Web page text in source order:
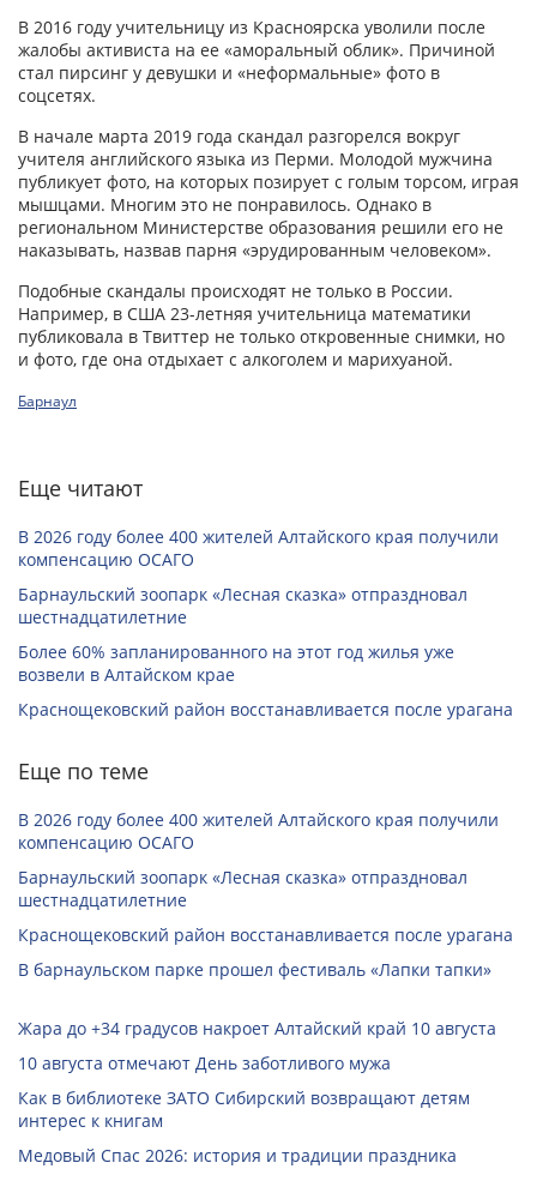
В 2016 году учительницу из Красноярска уволили после
жалобы активиста на ее «аморальный облик». Причиной
стал пирсинг у девушки и «неформальные» фото в
соцсетях.
В начале марта 2019 года скандал разгорелся вокруг
учителя английского языка из Перми. Молодой мужчина
публикует фото, на которых позирует с голым торсом, играя
мышцами. Многим это не понравилось. Однако в
региональном Министерстве образования решили его не
наказывать, назвав парня «эрудированным человеком».
Подобные скандалы происходят не только в России.
Например, в США 23-летняя учительница математики
публиковала в Твиттер не только откровенные снимки, но
и фото, где она отдыхает с алкоголем и марихуаной.
Барнаул
Еще читают
В 2026 году более 400 жителей Алтайского края получили
компенсацию ОСАГО
Барнаульский зоопарк «Лесная сказка» отпраздновал
шестнадцатилетние
Более 60% запланированного на этот год жилья уже
возвели в Алтайском крае
Краснощековский район восстанавливается после урагана
Еще по теме
В 2026 году более 400 жителей Алтайского края получили
компенсацию ОСАГО
Барнаульский зоопарк «Лесная сказка» отпраздновал
шестнадцатилетние
Краснощековский район восстанавливается после урагана
В барнаульском парке прошел фестиваль «Лапки тапки»
Жара до +34 градусов накроет Алтайский край 10 августа
10 августа отмечают День заботливого мужа
Как в библиотеке ЗАТО Сибирский возвращают детям
интерес к книгам
Медовый Спас 2026: история и традиции праздника